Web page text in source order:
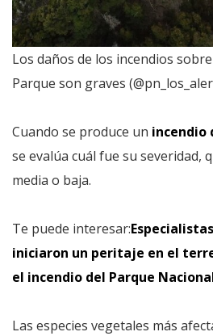
Los daños de los incendios
Parque son graves
Cuando se produce un incendio
se evalúa cuál fue su severidad,
media o baja.
Te puede interesar:
iniciaron un peritaje en el
el incendio del Parque
Las especies vegetales más